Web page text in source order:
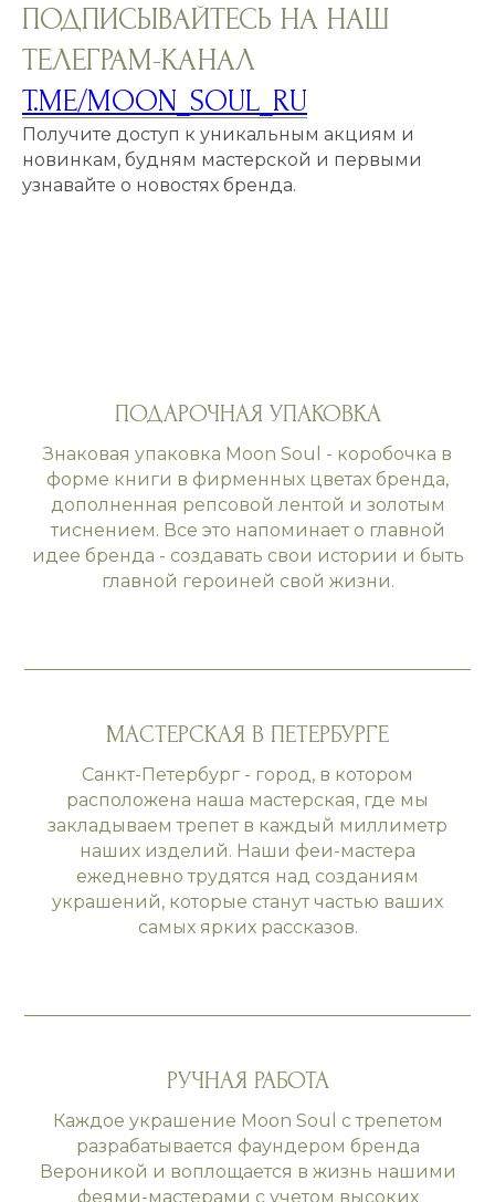
ПОДПИСЫВАЙТЕСЬ НА НАШ
ТЕЛЕГРАМ-КАНАЛ
T.ME/MOON_SOUL_RU
Получите доступ к уникальным акциям и
новинкам, будням мастерской и первыми
узнавайте о новостях бренда.
ПОДАРОЧНАЯ УПАКОВКА
Знаковая упаковка Moon Soul - коробочка в
форме книги в фирменных цветах бренда,
дополненная репсовой лентой и золотым
тиснением. Все это напоминает о главной
идее бренда - создавать свои истории и быть
главной героиней свой жизни.
МАСТЕРСКАЯ В ПЕТЕРБУРГЕ
Санкт-Петербург - город, в котором
расположена наша мастерская, где мы
закладываем трепет в каждый миллиметр
наших изделий. Наши феи-мастера
ежедневно трудятся над созданиям
украшений, которые станут частью ваших
самых ярких рассказов.
РУЧНАЯ РАБОТА
Каждое украшение Moon Soul с трепетом
разрабатывается фаундером бренда
Вероникой и воплощается в жизнь нашими
феями-мастерами с учетом высоких